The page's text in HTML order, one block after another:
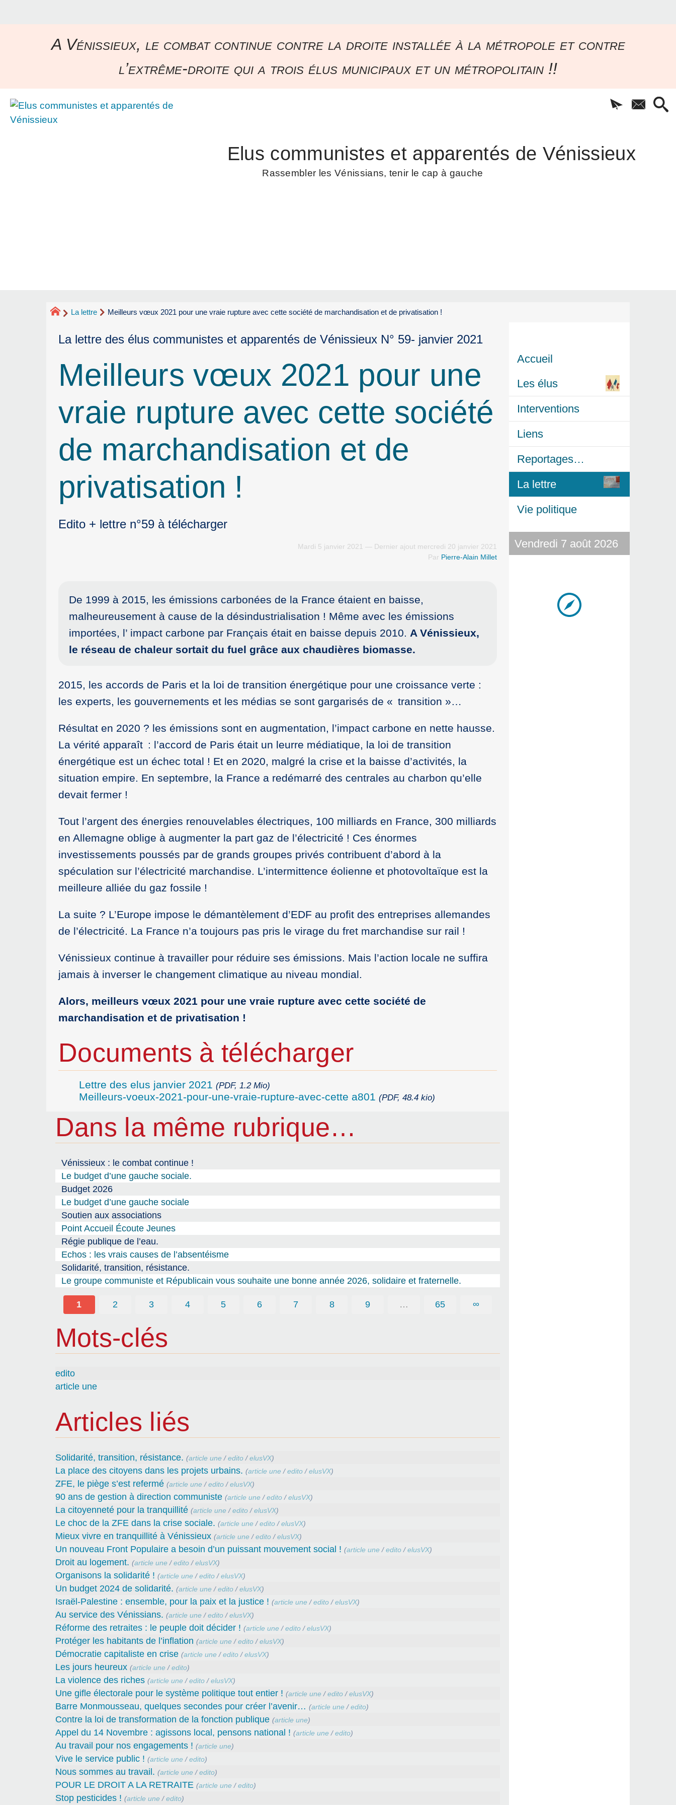
A Vénissieux, le combat continue contre la droite installée à la métropole et contre
l’extrême-droite qui a trois élus municipaux et un métropolitain !!
Elus communistes et apparentés de Vénissieux
Rassembler les Vénissians, tenir le cap à gauche
La lettre Meilleurs vœux 2021 pour une vraie rupture avec cette société de marchandisation et de privatisation !
La lettre des élus communistes et apparentés de Vénissieux N° 59- janvier 2021
Meilleurs vœux 2021 pour une
vraie rupture avec cette société
de marchandisation et de
privatisation !
Edito + lettre n°59 à télécharger
Mardi 5 janvier 2021 — Dernier ajout mercredi 20 janvier 2021
Par Pierre-Alain Millet
De 1999 à 2015, les émissions carbonées de la France étaient en baisse,
malheureusement à cause de la désindustrialisation ! Même avec les émissions
importées, l’ impact carbone par Français était en baisse depuis 2010. A Vénissieux,
le réseau de chaleur sortait du fuel grâce aux chaudières biomasse.
2015, les accords de Paris et la loi de transition énergétique pour une croissance verte :
les experts, les gouvernements et les médias se sont gargarisés de « transition »…
Résultat en 2020 ? les émissions sont en augmentation, l’impact carbone en nette hausse.
La vérité apparaît : l’accord de Paris était un leurre médiatique, la loi de transition
énergétique est un échec total ! Et en 2020, malgré la crise et la baisse d’activités, la
situation empire. En septembre, la France a redémarré des centrales au charbon qu’elle
devait fermer !
Tout l’argent des énergies renouvelables électriques, 100 milliards en France, 300 milliards
en Allemagne oblige à augmenter la part gaz de l’électricité ! Ces énormes
investissements poussés par de grands groupes privés contribuent d’abord à la
spéculation sur l’électricité marchandise. L’intermittence éolienne et photovoltaïque est la
meilleure alliée du gaz fossile !
La suite ? L’Europe impose le démantèlement d’EDF au profit des entreprises allemandes
de l’électricité. La France n’a toujours pas pris le virage du fret marchandise sur rail !
Vénissieux continue à travailler pour réduire ses émissions. Mais l’action locale ne suffira
jamais à inverser le changement climatique au niveau mondial.
Alors, meilleurs vœux 2021 pour une vraie rupture avec cette société de
marchandisation et de privatisation !
Documents à télécharger
Lettre des elus janvier 2021 (PDF, 1.2 Mio)
Meilleurs-voeux-2021-pour-une-vraie-rupture-avec-cette a801 (PDF, 48.4 kio)
Dans la même rubrique…
Vénissieux : le combat continue !
Le budget d’une gauche sociale.
Budget 2026
Le budget d’une gauche sociale
Soutien aux associations
Point Accueil Écoute Jeunes
Régie publique de l’eau.
Echos : les vrais causes de l’absentéisme
Solidarité, transition, résistance.
Le groupe communiste et Républicain vous souhaite une bonne année 2026, solidaire et fraternelle.
1 2 3 4 5 6 7 8 9 … 65 ∞
Mots-clés
edito
article une
Articles liés
Solidarité, transition, résistance. (article une/edito/elusVX)
La place des citoyens dans les projets urbains. (article une/edito/elusVX)
ZFE, le piège s’est refermé (article une/edito/elusVX)
90 ans de gestion à direction communiste (article une/edito/elusVX)
La citoyenneté pour la tranquillité (article une/edito/elusVX)
Le choc de la ZFE dans la crise sociale. (article une/edito/elusVX)
Mieux vivre en tranquillité à Vénissieux (article une/edito/elusVX)
Un nouveau Front Populaire a besoin d’un puissant mouvement social ! (article une/edito/elusVX)
Droit au logement. (article une/edito/elusVX)
Organisons la solidarité ! (article une/edito/elusVX)
Un budget 2024 de solidarité. (article une/edito/elusVX)
Israël-Palestine : ensemble, pour la paix et la justice ! (article une/edito/elusVX)
Au service des Vénissians. (article une/edito/elusVX)
Réforme des retraites : le peuple doit décider ! (article une/edito/elusVX)
Protéger les habitants de l’inflation (article une/edito/elusVX)
Démocratie capitaliste en crise (article une/edito/elusVX)
Les jours heureux (article une/edito)
La violence des riches (article une/edito/elusVX)
Une gifle électorale pour le système politique tout entier ! (article une/edito/elusVX)
Barre Monmousseau, quelques secondes pour créer l’avenir… (article une/edito)
Contre la loi de transformation de la fonction publique (article une)
Appel du 14 Novembre : agissons local, pensons national ! (article une/edito)
Au travail pour nos engagements ! (article une)
Vive le service public ! (article une/edito)
Nous sommes au travail. (article une/edito)
POUR LE DROIT A LA RETRAITE (article une/edito)
Stop pesticides ! (article une/edito)
Accueil
Les élus
Interventions
Liens
Reportages…
La lettre
Vie politique
Vendredi 7 août 2026